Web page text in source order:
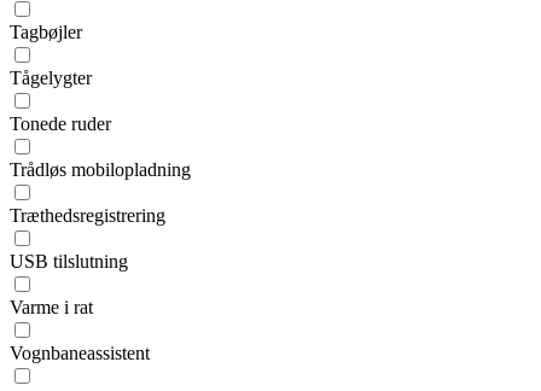
Tagbøjler
Tågelygter
Tonede ruder
Trådløs mobilopladning
Træthedsregistrering
USB tilslutning
Varme i rat
Vognbaneassistent